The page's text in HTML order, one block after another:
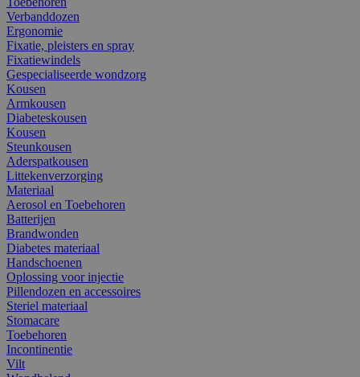
Verbanddozen
Ergonomie
Fixatie, pleisters en spray
Fixatiewindels
Gespecialiseerde wondzorg
Kousen
Armkousen
Diabeteskousen
Kousen
Steunkousen
Aderspatkousen
Littekenverzorging
Materiaal
Aerosol en Toebehoren
Batterijen
Brandwonden
Diabetes materiaal
Handschoenen
Oplossing voor injectie
Pillendozen en accessoires
Steriel materiaal
Stomacare
Toebehoren
Incontinentie
Vilt